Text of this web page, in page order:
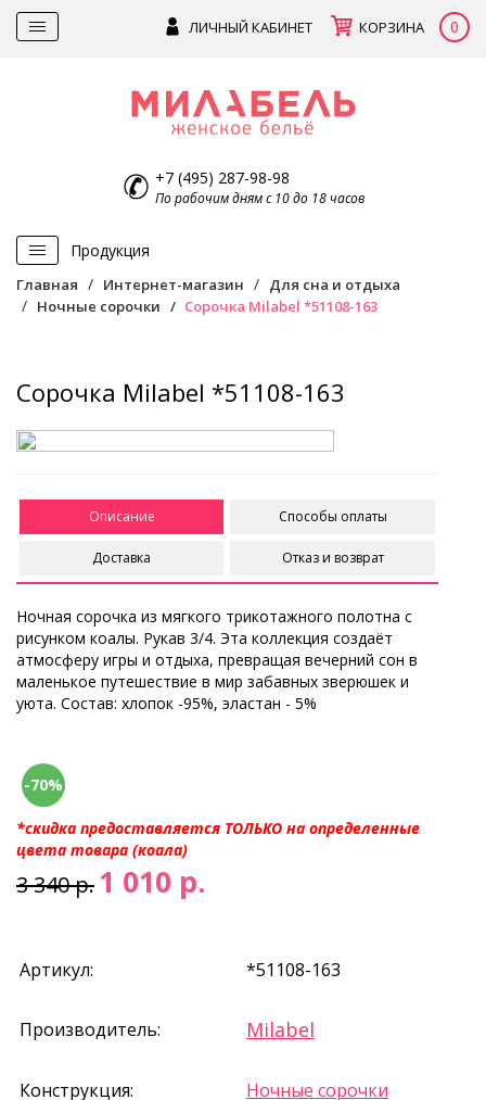
ЛИЧНЫЙ КАБИНЕТ КОРЗИНА 0
+7 (495) 287-98-98
По рабочим дням с 10 до 18 часов
Продукция
Главная Интернет-магазин
Для сна и отдыха
Ночные сорочки
Сорочка Milabel *51108-163
Сорочка Milabel *51108-163
Описание Способы оплаты
Доставка Отказ и возврат
Ночная сорочка из мягкого трикотажного полотна с
рисунком коалы. Рукав 3/4. Эта коллекция создаёт
атмосферу игры и отдыха, превращая вечерний сон в
маленькое путешествие в мир забавных зверюшек и
уюта. Состав: хлопок -95%, эластан - 5%
-70%
*скидка предоставляется ТОЛЬКО на определенные
цвета товара (коала)
3 340 р.1 010 р.
Артикул: *51108-163
Производитель: Milabel
Конструкция: Ночные сорочки